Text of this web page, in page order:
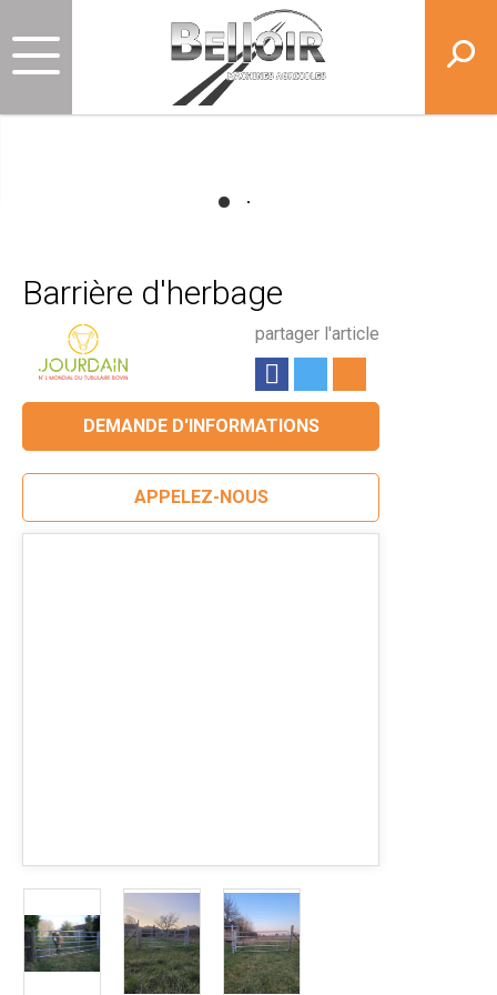
Barrière d'herbage
partager l'article
DEMANDE D'INFORMATIONS
APPELEZ-NOUS